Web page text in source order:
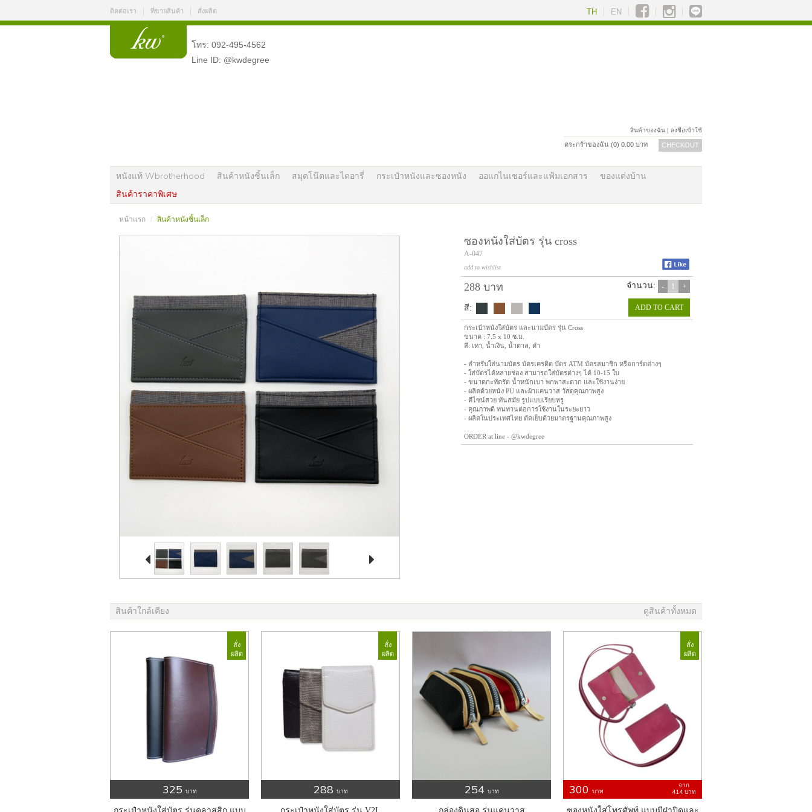
ติดต่อเรา ที่ขายสินค้า สั่งผลิต TH EN
โทร: 092-495-4562
Line ID: @kwdegree
สินค้าของฉัน | ลงชื่อเข้าใช้
ตระกร้าของฉัน (0) 0.00 บาท CHECKOUT
หนังแท้ Wbrotherhood สินค้าหนังชิ้นเล็ก สมุดโน๊ตและไดอารี่ กระเป๋าหนังและซองหนัง ออแกไนเซอร์และแฟ้มเอกสาร
ของแต่งบ้าน
สินค้าราคาพิเศษ
หน้าแรก สินค้าหนังชิ้นเล็ก
 
ซองหนังใส่บัตร รุ่น cross
A-047
add to wishlist
288 บาท จำนวน: - 1 +
สี: ADD TO CART
กระเป๋าหนังใส่บัตร และนามบัตร รุ่น Cross
ขนาด : 7.5 x 10 ซ.ม.
สี: เทา, น้ำเงิน, น้ำตาล, ดำ
- สำหรับใส่นามบัตร บัตรเครดิต บัตร ATM บัตรสมาชิก หรือการ์ดต่างๆ
- ใส่บัตรได้หลายช่อง สามารถใส่บัตรต่างๆ ได้ 10-15 ใบ
- ขนาดกะทัดรัด น้ำหนักเบา พกพาสะดวก และใช้งานง่าย
- ผลิตด้วยหนัง PU และผ้าแคนวาส วัสดุคุณภาพสูง
- ดีไซน์สวย ทันสมัย รูปแบบเรียบหรู
- คุณภาพดี ทนทานต่อการใช้งานในระยะยาว
- ผลิตในประเทศไทย ตัดเย็บด้วยมาตรฐานคุณภาพสูง
ORDER at line - @kwdegree
สินค้าใกล้เคียง ดูสินค้าทั้งหมด
325 บาท
สั่ง
ผลิต
288 บาท
สั่ง
ผลิต
254 บาท 300 บาท
จาก
414 บาท
สั่ง
ผลิต